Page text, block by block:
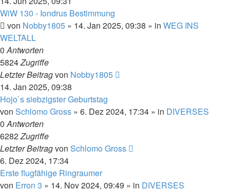
WiW 130 - Iondrus Bestimmung
von Nobby1805 » 14. Jan 2025, 09:38 » in WEG INS
WELTALL
0Antworten
5824Zugriffe
Letzter Beitragvon Nobby1805
14. Jan 2025, 09:38
Hojo`s siebzigster Geburtstag
von Schlomo Gross » 6. Dez 2024, 17:34 » in DIVERSES
0Antworten
6282Zugriffe
Letzter Beitragvon Schlomo Gross
6. Dez 2024, 17:34
Erste flugfähige Ringraumer
von Erron 3 » 14. Nov 2024, 09:49 » in DIVERSES